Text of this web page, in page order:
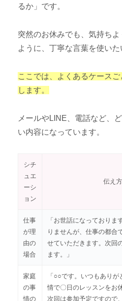
るか」です。
突然のお休みでも、気持ち
ように、丁寧な言葉を使いた
ここでは、よくあるケース
します。
メールやLINE、電話など、
い内容になっています。
シチ
ュエ
ーシ
ョン
伝え
仕事
が理
由の
場合
「お世話になっておりま
りませんが、仕事の都合
せていただきます。次回
ます。」
家庭
の事
情の
「○○です。いつもあり
情で〇日のレッスンをお
次回は参加予定ですので